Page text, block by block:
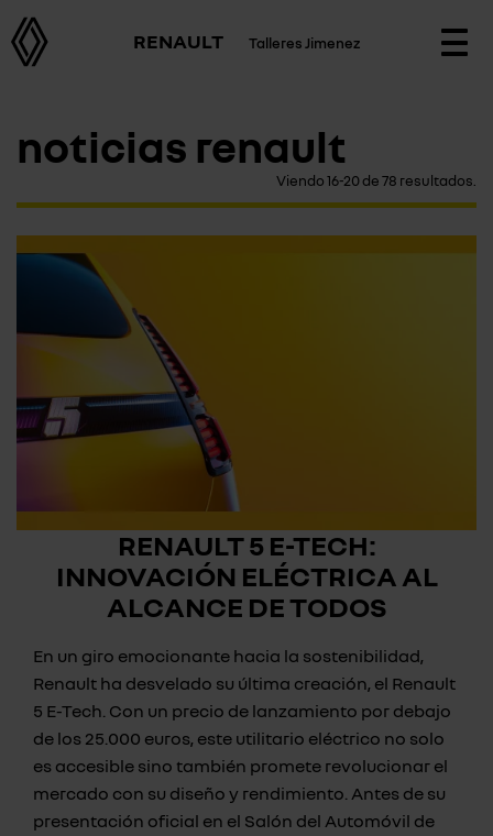
RENAULT Talleres Jimenez
noticias renault
Viendo 16-20 de 78 resultados.
RENAULT 5 E-TECH:
INNOVACIÓN ELÉCTRICA AL
ALCANCE DE TODOS
En un giro emocionante hacia la sostenibilidad,
Renault ha desvelado su última creación, el Renault
5 E-Tech. Con un precio de lanzamiento por debajo
de los 25.000 euros, este utilitario eléctrico no solo
es accesible sino también promete revolucionar el
mercado con su diseño y rendimiento. Antes de su
presentación oficial en el Salón del Automóvil de